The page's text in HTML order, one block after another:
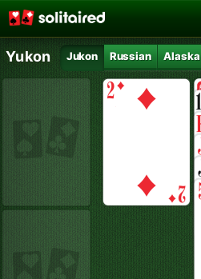
Yukon Jukon Russian Alaska